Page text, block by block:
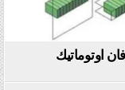
اوتوماتيك